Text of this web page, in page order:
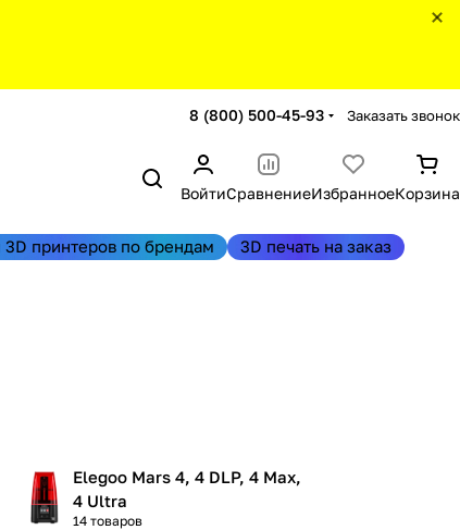
8 (800) 500-45-93 Заказать звонок
ВойтиСравнениеИзбранноеКорзина
3D принтеров по брендам 3D печать на заказ
Elegoo Mars 4, 4 DLP, 4 Max,
4 Ultra
14 товаров